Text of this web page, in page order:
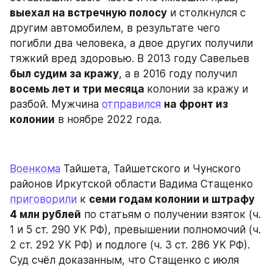
выехал на встречную полосу и столкнулся с
другим автомобилем, в результате чего
погибли два человека, а двое других получили
был судим за кражу
восемь лет и три месяца колонии за кражу и
разбой. Мужчина отправился на фронт из
колонии в ноябре 2022 года.
Военкома Тайшета, Тайшетского и Чунского
приговорили к семи годам колонии и штрафу
4 млн рублей по статьям о получении взяток (ч.
1 и 5 ст. 290 УК РФ), превышении полномочий (ч.
2 ст. 292 УК РФ) и подлоге (ч. 3 ст. 286 УК РФ).
Суд счёл доказанным, что Стащенко с июля